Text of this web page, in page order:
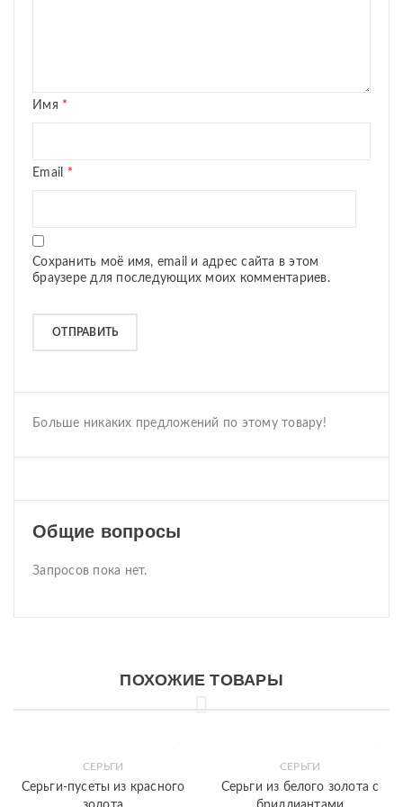
Имя *
Email *
Сохранить моё имя, email и адрес сайта в этом
браузере для последующих моих комментариев.
Больше никаких предложений по этому товару!
Общие вопросы
Запросов пока нет.
ПОХОЖИЕ ТОВАРЫ
СЕРЬГИ
Серьги-пусеты из красного
СЕРЬГИ
Серьги из белого золота с